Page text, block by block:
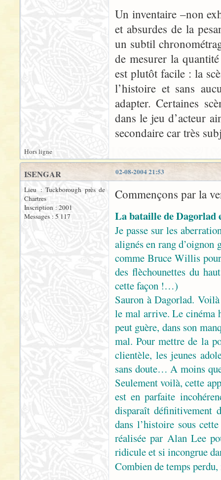
Un inventaire –non
et absurdes de la
un subtil
de mesurer la
est plutôt facile : la
l’histoire et sans
adapter. Certaines
dans le jeu d’acteur
secondaire car très
Hors ligne
02-08-2004 21:53
ISENGAR
Lieu : Tuckborough près de
Chartres
Inscription : 2001
Messages : 5 117
Commençons par la
La bataille de Dagorlad
Je passe sur les
alignés en rang d’oignon
comme Bruce Willis
des flèchounettes du
cette façon !…)
Sauron à Dagorlad.
le mal arrive. Le cinéma
peut guère, dans son
mal. Pour mettre de la
clientèle, les jeunes
sans doute… A moins
Seulement voilà, cette
est en parfaite
disparaît définitivement
dans l’histoire sous
réalisée par Alan Lee
ridicule et si incongrue
Combien de temps